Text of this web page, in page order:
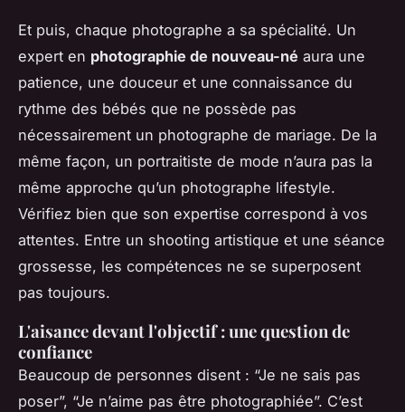
Et puis, chaque photographe a sa spécialité. Un
expert en photographie de nouveau-né aura une
patience, une douceur et une connaissance du
rythme des bébés que ne possède pas
nécessairement un photographe de mariage. De la
même façon, un portraitiste de mode n’aura pas la
même approche qu’un photographe lifestyle.
Vérifiez bien que son expertise correspond à vos
attentes. Entre un shooting artistique et une séance
grossesse, les compétences ne se superposent
pas toujours.
L'aisance devant l'objectif : une question de
confiance
Beaucoup de personnes disent : “Je ne sais pas
poser”, “Je n’aime pas être photographiée”. C’est